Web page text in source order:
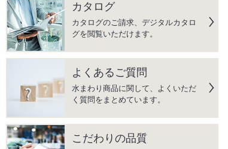
カタログ
カタログのご請求、デジタルカタロ
グを閲覧いただけます。
よくあるご質問
水まわり商品に関して、よくいただ
く質問をまとめています。
こだわりの品質